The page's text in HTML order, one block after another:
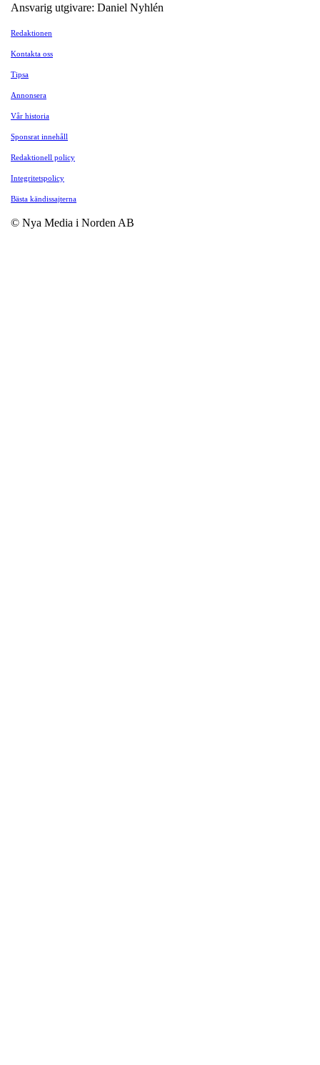
Ansvarig utgivare: Daniel Nyhlén
Redaktionen
Kontakta oss
Tipsa
Annonsera
Vår historia
Sponsrat innehåll
Redaktionell policy
Integritetspolicy
Bästa kändissajterna
© Nya Media i Norden AB